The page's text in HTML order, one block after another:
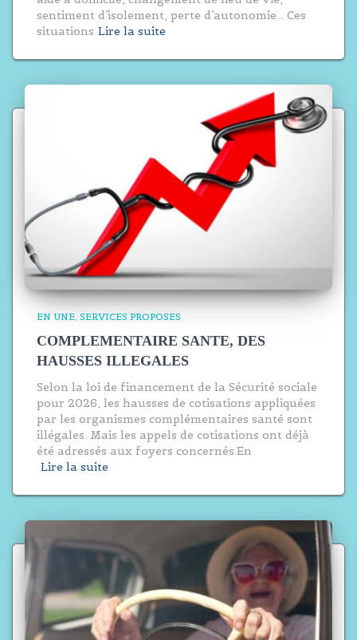
sentiment d’isolement, perte d’autonomie… Ces
situations Lire la suite
EN UNE SERVICES PROPOSES
COMPLEMENTAIRE SANTE, DES
HAUSSES ILLEGALES
Selon la loi de financement de la Sécurité sociale
pour 2026, les hausses de cotisations appliquées
par les organismes complémentaires santé sont
illégales. Mais les appels de cotisations ont déjà
été adressés aux foyers concernés.En
Lire la suite